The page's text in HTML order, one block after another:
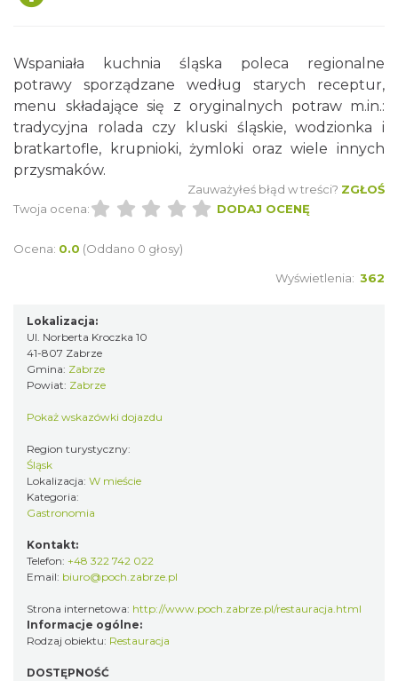
Wspaniała kuchnia śląska poleca regionalne
potrawy sporządzane według starych receptur,
menu składające się z oryginalnych potraw m.in.:
tradycyjna rolada czy kluski śląskie, wodzionka i
bratkartofle, krupnioki, żymloki oraz wiele innych
przysmaków.
Zauważyłeś błąd w treści? ZGŁOŚ
Twoja ocena:
DODAJ OCENĘ
Ocena: 0.0 (Oddano 0 głosy)
Wyświetlenia: 362
Lokalizacja:
Ul. Norberta Kroczka 10
41-807 Zabrze
Gmina: Zabrze
Powiat: Zabrze
Pokaż wskazówki dojazdu
Region turystyczny:
Śląsk
Lokalizacja: W mieście
Kategoria:
Gastronomia
Kontakt:
Telefon: +48 322 742 022
Email: biuro@poch.zabrze.pl
Strona internetowa: http://www.poch.zabrze.pl/restauracja.html
Informacje ogólne:
Rodzaj obiektu: Restauracja
DOSTĘPNOŚĆ